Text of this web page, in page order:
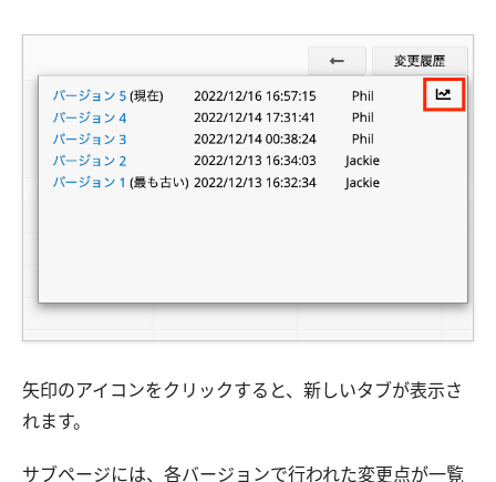
矢印のアイコンをクリックすると、新しいタブが表示さ
れます。
サブページには、各バージョンで行われた変更点が一覧